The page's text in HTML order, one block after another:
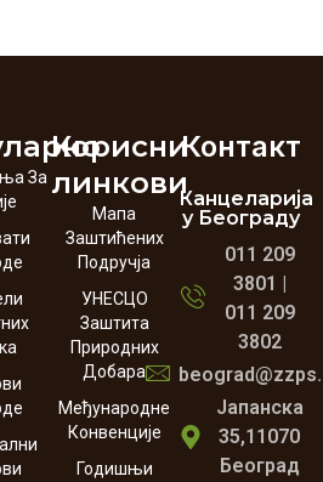
За
Корисни
линкови
Мапа
Заштићених
Подручја
УНЕСЦО
Заштита
Природних
Добара
Међународне
Конвенције
Годишњи
Контакт
Канцеларија
у Београду
011 209
3801 |
011 209
3802
Јапанска
35,11070
Београд